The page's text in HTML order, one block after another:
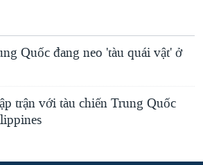
Quốc đang neo 'tàu quái vật' ở
trận với tàu chiến Trung Quốc